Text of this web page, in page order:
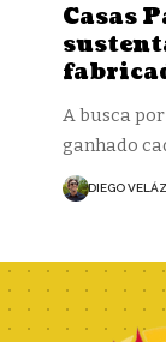
Casas
A busca
ganhado
DIEGO